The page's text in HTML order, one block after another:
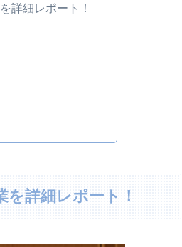
詳細レポート！
詳細レポート！